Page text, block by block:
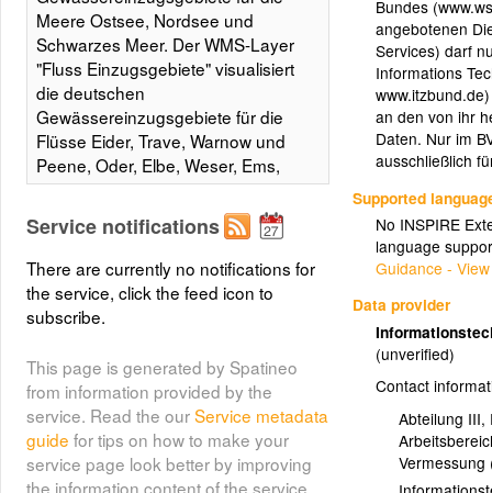
Bundes
angebotenen
Services) darf
Informations
an den von ihr
Daten. Nur im
ausschließlich
Supported
No INSPIRE
language
Guidance -
Data provider
(unverified)
Contact
Abteilung III,
Vermessung
Meere Ostsee, Nordsee und
Schwarzes Meer. Der WMS-Layer
"Fluss Einzugsgebiete" visualisiert
die deutschen
Gewässereinzugsgebiete für die
Flüsse Eider, Trave, Warnow und
Peene, Oder, Elbe, Weser, Ems,
Rhein, Donau, Maas. Die Daten
wurden von der Bundesanstalt für
Gewässerkunde aufbereitet. Quelle
der Daten: WasserBLIcK/BfG,
30.11.2010.
Meer
Einzugsgebiete(ezg_meer)
Service notifications
There are currently no notifications for
the service, click the feed icon to
subscribe.
This page is generated by Spatineo
from information provided by the
service. Read the ourService metadata
guide for tips on how to make your
service page look better by improving
the information content of the service